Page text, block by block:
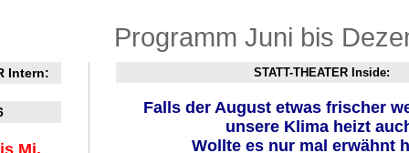
Programm Juni bis
Intern: STATT-THEATER Inside:
Falls der August etwas frischer
unsere Klima heizt
Wollte es nur mal erwähnt